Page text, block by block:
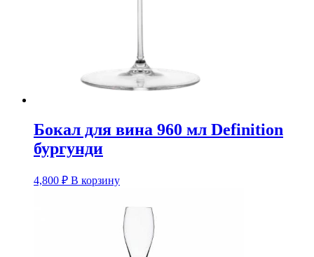
Бокал для вина 960 мл Definition
бургунди
4,800 ₽ В корзину